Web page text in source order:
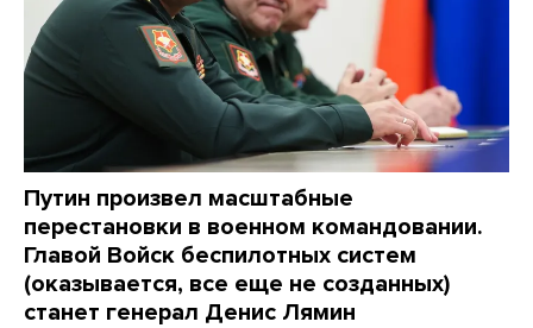
Путин произвел масштабные
перестановки в военном командовании.
Главой Войск беспилотных систем
(оказывается, все еще не созданных)
станет генерал Денис Лямин